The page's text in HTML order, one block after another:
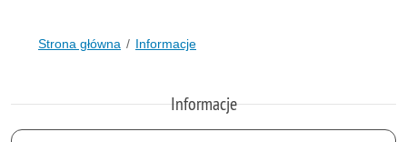
Strona główna Informacje
Informacje